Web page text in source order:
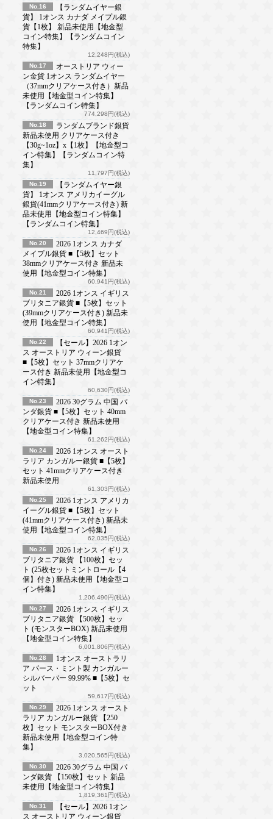
No.16
【ランダムイヤー銀
貨】 1オンス カナダ メイプル銀
貨【1枚】 新品未使用【地金型
コイン特集】【ランダムコイン
特集】
12,248円(税込)
No.17
オーストリア ウィー
ン金貨 1オンス ランダムイヤー
（37mmクリアケース付き）新品
未使用【地金型コイン特集】
【ランダムコイン特集】
774,298円(税込)
No.18
ランダムブランド銀貨
新品未使用 クリアケース付き
【30g~1oz】x【1枚】【地金型コ
イン特集】【ランダムコイン特
集】
11,797円(税込)
No.19
【ランダムイヤー銀
貨】 1オンス アメリカイーグル
銀貨(41mmクリアケース付き) 新
品未使用【地金型コイン特集】
【ランダムコイン特集】
12,469円(税込)
No.20
2026 1オンス カナダ
メイプル銀貨 ■【5枚】セット
38mmクリアケース付き 新品未
使用【地金型コイン特集】
60,941円(税込)
No.21
2026 1オンス イギリス
ブリタニア銀貨 ■【5枚】セット
(39mmクリアケース付き) 新品未
使用【地金型コイン特集】
60,941円(税込)
No.22
【セール】2026 1オン
ス オーストリア ウィーン銀貨
■【5枚】セット 37mmクリアケ
ース付き 新品未使用【地金型コ
イン特集】
60,630円(税込)
No.23
2026 30グラム 中国 パ
ンダ銀貨 ■【5枚】セット 40mm
クリアケース付き 新品未使用
【地金型コイン特集】
61,262円(税込)
No.24
2026 1オンス オースト
ラリア カンガルー銀貨 ■【5枚】
セット 41mmクリアケース付き
新品未使用
61,303円(税込)
No.25
2026 1オンス アメリカ
イーグル銀貨 ■【5枚】セット
(41mmクリアケース付き) 新品未
使用【地金型コイン特集】
62,035円(税込)
No.26
2026 1オンス イギリス
ブリタニア銀貨 【100枚】セッ
ト (25枚セットミントロール【4
個】付き) 新品未使用【地金型コ
イン特集】
1,206,490円(税込)
No.27
2026 1オンス イギリス
ブリタニア銀貨 【500枚】セッ
ト (モンスターBOX) 新品未使用
【地金型コイン特集】
6,001,806円(税込)
No.28
1オンス オーストラリ
ア パース・ミント製 カンガルー
シルバーバー 99.99% ■【5枚】セ
ット
59,617円(税込)
No.29
2026 1オンス オースト
ラリア カンガルー銀貨 【250
枚】セット モンスターBOX付き
新品未使用【地金型コイン特
集】
3,020,565円(税込)
No.30
2026 30グラム 中国 パ
ンダ銀貨 【150枚】セット 新品
未使用【地金型コイン特集】
1,819,361円(税込)
No.31
【セール】2026 1オン
ス オーストリア ウィーン銀貨